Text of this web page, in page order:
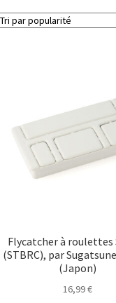
Flycatcher à roulettes
(STBRC), par
(Japon)
16,99€